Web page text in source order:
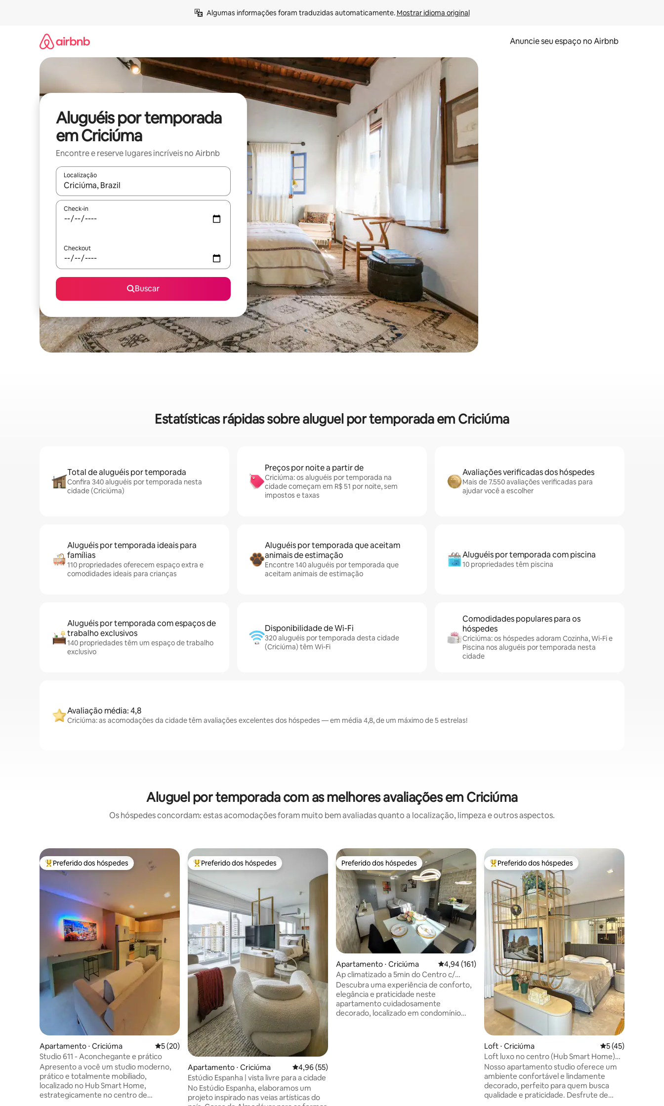
Algumas informações foram traduzidas automaticamente. Mostrar idioma original
Anuncie seu espaço no Airbnb
Aluguéis por temporada
em Criciúma
Encontre e reserve lugares incríveis no Airbnb
Localização
Quando os resultados estiverem disponíveis, explore-os usando as seta para cima e para baixo do teclado ou tocando e deslizando o dedo na tela.
Check-in
Checkout
Buscar
Estatísticas rápidas sobre aluguel por temporada em Criciúma
Total de aluguéis por temporada
Confira 340 aluguéis por temporada nesta
cidade (Criciúma)
Preços por noite a partir de
Criciúma: os aluguéis por temporada na
cidade começam em R$ 51 por noite, sem
impostos e taxas
Avaliações verificadas dos hóspedes
Mais de 7.550 avaliações verificadas para
ajudar você a escolher
Aluguéis por temporada ideais para
famílias
110 propriedades oferecem espaço extra e
comodidades ideais para crianças
Aluguéis por temporada que aceitam
animais de estimação
Encontre 140 aluguéis por temporada que
aceitam animais de estimação
Aluguéis por temporada com piscina
10 propriedades têm piscina
Aluguéis por temporada com espaços de
trabalho exclusivos
140 propriedades têm um espaço de trabalho
exclusivo
Disponibilidade de Wi-Fi
320 aluguéis por temporada desta cidade
(Criciúma) têm Wi-Fi
Comodidades populares para os
hóspedes
Criciúma: os hóspedes adoram Cozinha, Wi-Fi e
Piscina nos aluguéis por temporada nesta
cidade
Avaliação média: 4,8
Criciúma: as acomodações da cidade têm avaliações excelentes dos hóspedes — em média 4,8, de um máximo de 5 estrelas!
Aluguel por temporada com as melhores avaliações em Criciúma
Os hóspedes concordam: estas acomodações foram muito bem avaliadas quanto a localização, limpeza e outros aspectos.
Entre os melhores preferidos dos hóspedes
Preferido dos hóspedes
Apartamento ⋅ Criciúma 5 de uma avaliação média de 5, 20 avaliações
5 (20)
Studio 611 - Aconchegante e prático
Apresento a você um studio moderno,
prático e totalmente mobiliado,
localizado no Hub Smart Home,
estrategicamente no centro de
Entre os melhores preferidos dos hóspedes
Preferido dos hóspedes
Apartamento ⋅ Criciúma 4,96 de uma avaliação média de 5, 55 avaliações
4,96 (55)
Estúdio Espanha | vista livre para a cidade
No Estúdio Espanha, elaboramos um
projeto inspirado nas veias artísticas do
Preferido dos hóspedes
Preferido dos hóspedes
Apartamento ⋅ Criciúma 4,94 de uma avaliação média de 5, 161 avaliações
4,94 (161)
Ap climatizado a 5min do Centro c/
Garagem.
Descubra uma experiência de conforto,
elegância e praticidade neste
apartamento cuidadosamente
decorado, localizado em condomínio
Entre os melhores preferidos dos hóspedes
Preferido dos hóspedes
Loft ⋅ Criciúma 5 de uma
5 (45)
Loft luxo no centro (Hub Smart Home)
com garagem
Nosso apartamento studio oferece um
ambiente confortável e lindamente
decorado, perfeito para quem busca
qualidade e praticidade. Desfrute de